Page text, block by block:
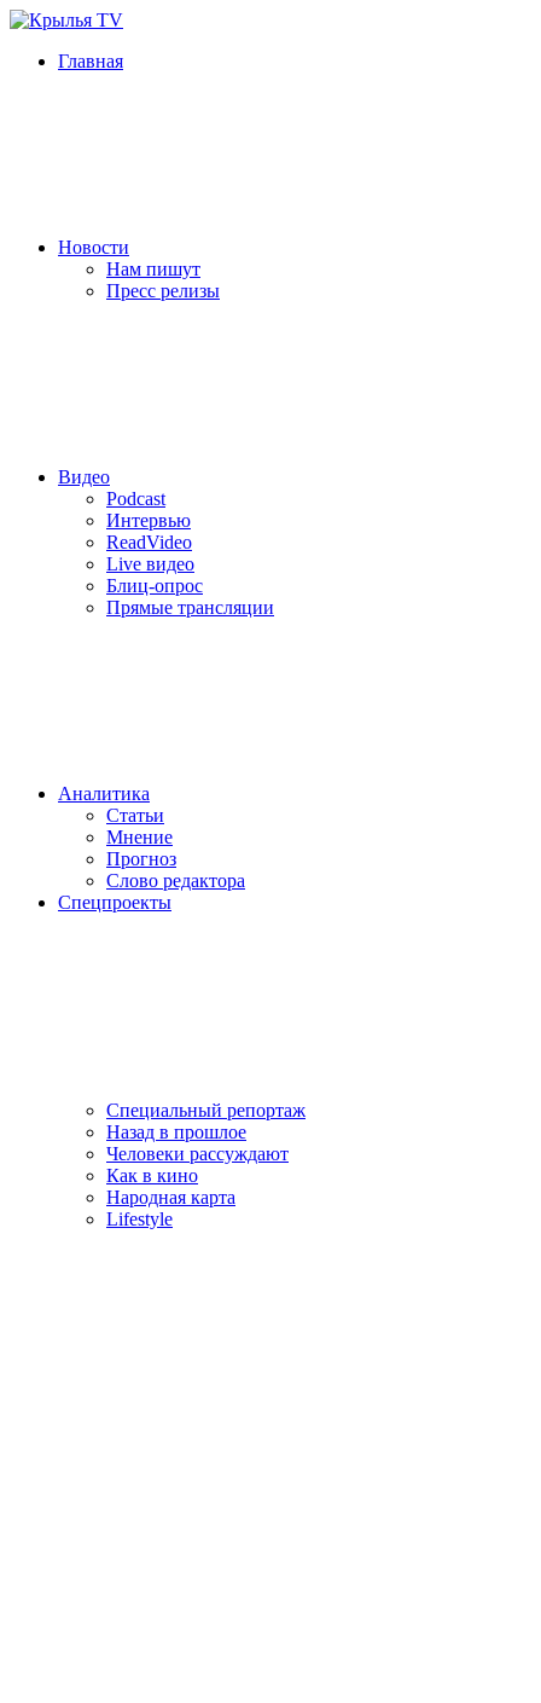
Главная
Новости
Нам пишут
Пресс релизы
Видео
Podcast
Интервью
ReadVideo
Live видео
Блиц-опрос
Прямые трансляции
Аналитика
Статьи
Мнение
Прогноз
Cлово редактора
Спецпроекты
Специальный репортаж
Назад в прошлое
Человеки рассуждают
Как в кино
Народная карта
Lifestyle